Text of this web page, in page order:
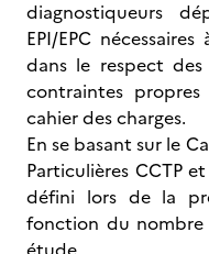
diagnostiqueurs
EPI/EPC
dans le respect
contraintes
cahier des charges.
En se basant sur le
Particulières CCTP
défini lors de la
fonction du